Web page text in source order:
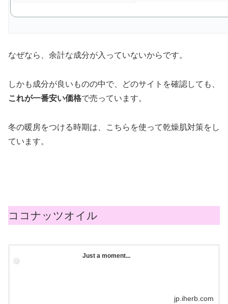
なぜなら、余計な成分が入っていないからです。
しかも成分が良いものの中で、どのサイトを確認しても、
これが一番安い価格で売っています。
冬の暖房をつける時期は、こちらを使って乾燥肌対策をし
ています。
ココナッツオイル
Just a moment...
jp.iherb.com